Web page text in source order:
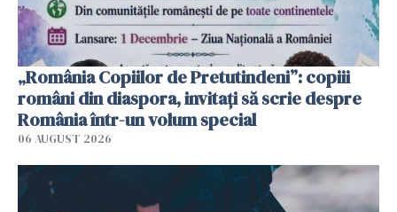
„România Copiilor de Pretutindeni”: copiii
români din diaspora, invitați să scrie despre
România într-un volum special
06 AUGUST 2026